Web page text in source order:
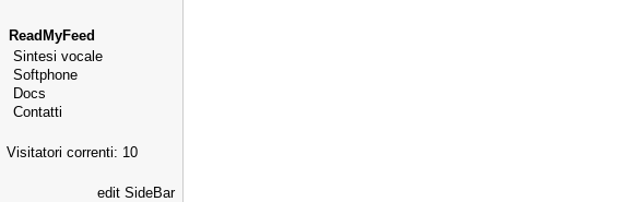
ReadMyFeed
Sintesi vocale
Softphone
Docs
Contatti
Visitatori correnti: 10
edit SideBar